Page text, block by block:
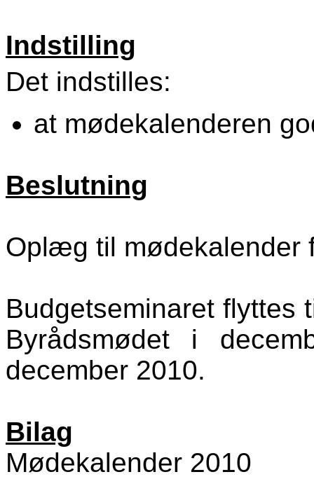
Indstilling
Det indstilles:
at mødekalenderen
Beslutning
Oplæg til mødekalender
Budgetseminaret flyttes
Byrådsmødet i
december 2010.
Bilag
Mødekalender 2010